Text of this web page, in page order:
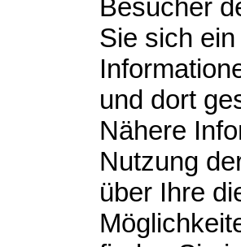
Besucher
Sie sich
und dort
Nähere
Nutzung
über Ihre